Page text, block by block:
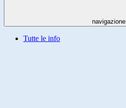
navigazione
Tutte le info